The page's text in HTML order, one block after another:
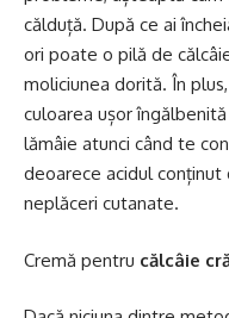
călduță. După ce ai
ori poate o pilă de
moliciunea dorită. În
culoarea ușor
lămâie atunci când te
deoarece acidul
neplăceri cutanate.
Cremă pentru călcâie